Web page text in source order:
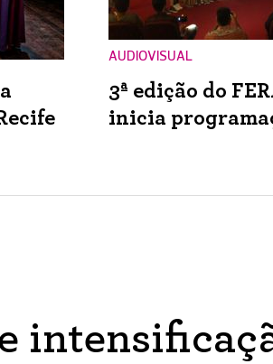
AUDIOVISUAL
3ª edição do
inicia